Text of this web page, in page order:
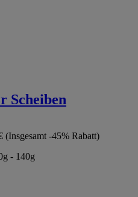
Scheiben
(Insgesamt -45% Rabatt)
- 140g